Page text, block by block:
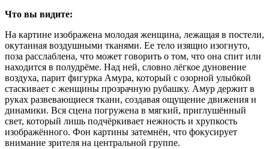
Что вы видите:
На картине изображена молодая женщина, лежащая в постели,
окутанная воздушными тканями. Ее тело изящно изогнуто,
поза расслаблена, что может говорить о том, что она спит или
находится в полудрёме. Над ней, словно лёгкое дуновение
воздуха, парит фигурка Амура, который с озорной улыбкой
стаскивает с женщины прозрачную рубашку. Амур держит в
руках развевающиеся ткани, создавая ощущение движения и
динамики. Вся сцена погружена в мягкий, приглушённый
свет, который лишь подчёркивает нежность и хрупкость
изображённого. Фон картины затемнён, что фокусирует
внимание зрителя на центральной группе.